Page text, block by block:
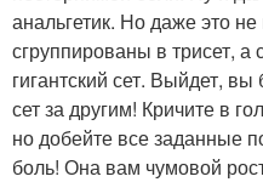
анальгетик. Но даже это
сгруппированы в трисет,
гигантский сет. Выйдет,
сет за другим! Кричите в
но добейте все заданные
боль! Она вам чумовой